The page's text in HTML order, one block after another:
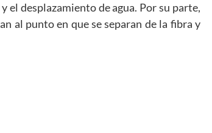
el desplazamiento de agua. Por su parte,
al punto en que se separan de la fibra y